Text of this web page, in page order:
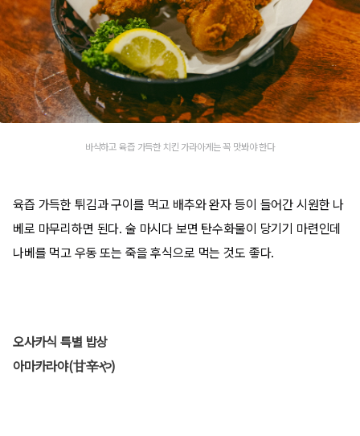
바삭하고 육즙 가득한 치킨 가라아게는 꼭 맛봐야 한다
육즙 가득한 튀김과 구이를 먹고 배추와 완자 등이 들어간 시원한 나
베로 마무리하면 된다. 술 마시다 보면 탄수화물이 당기기 마련인데
나베를 먹고 우동 또는 죽을 후식으로 먹는 것도 좋다.
오사카식 특별 밥상
아마카라야(甘辛や)